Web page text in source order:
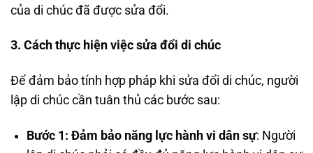
của di chúc đã được sửa đổi.
3. Cách thực hiện việc sửa đổi di chúc
Để đảm bảo tính hợp pháp khi sửa đổi di chúc, người
lập di chúc cần tuân thủ các bước sau:
Bước 1: Đảm bảo năng lực hành vi dân sự: Người